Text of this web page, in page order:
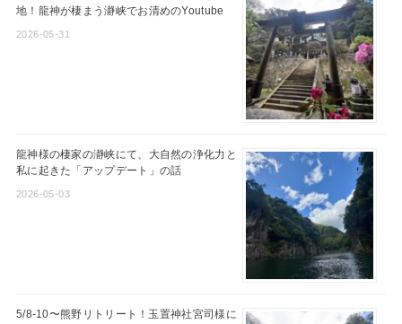
地！龍神が棲まう瀞峡でお清めのYoutube
2026-05-31
龍神様の棲家の瀞峡にて、大自然の浄化力と
私に起きた「アップデート」の話
2026-05-03
5/8-10〜熊野リトリート！玉置神社宮司様に